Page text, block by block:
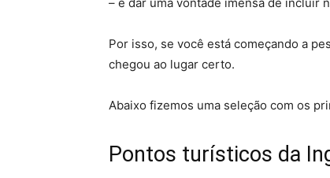
Por isso, se você está começando a
chegou ao lugar certo.
Abaixo fizemos uma seleção com os
Pontos turísticos da